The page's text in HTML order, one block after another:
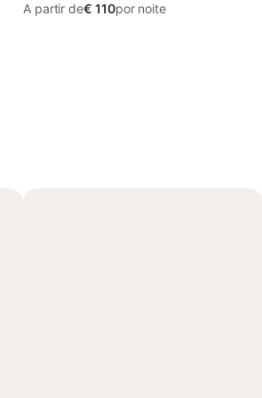
A partir de€ 110por noite